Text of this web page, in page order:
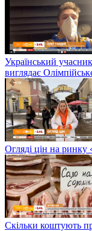
Український
виглядає
Огляді цін на ринку
Скільки коштують